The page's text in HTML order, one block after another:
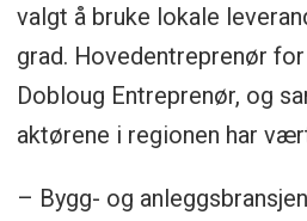
valgt å bruke lokale
grad. Hovedentreprenør
Dobloug Entreprenør, og
aktørene i regionen har
– Bygg- og